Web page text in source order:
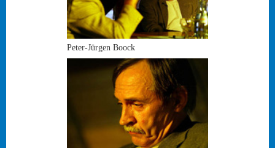
Peter-Jürgen Boock